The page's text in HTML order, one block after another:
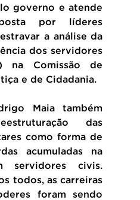
governo e atende
por líderes
a análise da
dos servidores
na Comissão de
e de Cidadania.
Maia também
das
como forma de
acumuladas na
servidores civis.
todos, as carreiras
foram sendo